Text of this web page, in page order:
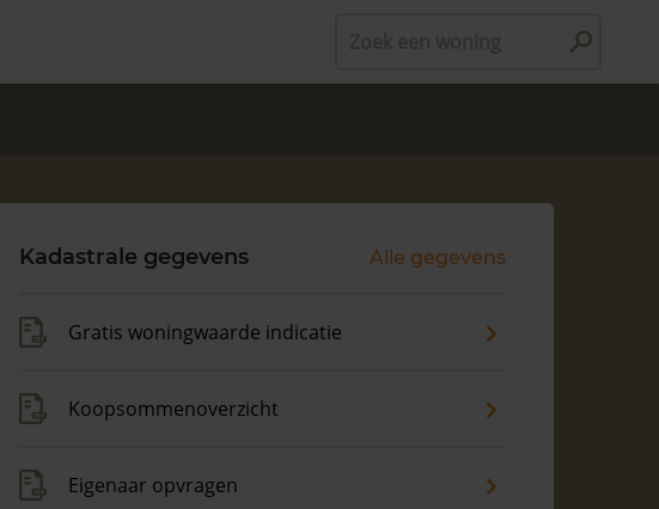
Kadastrale gegevens Alle gegevens
Gratis woningwaarde indicatie
Koopsommenoverzicht
Eigenaar opvragen